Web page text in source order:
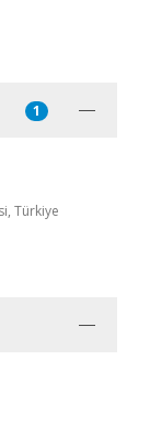
1
Türkiye